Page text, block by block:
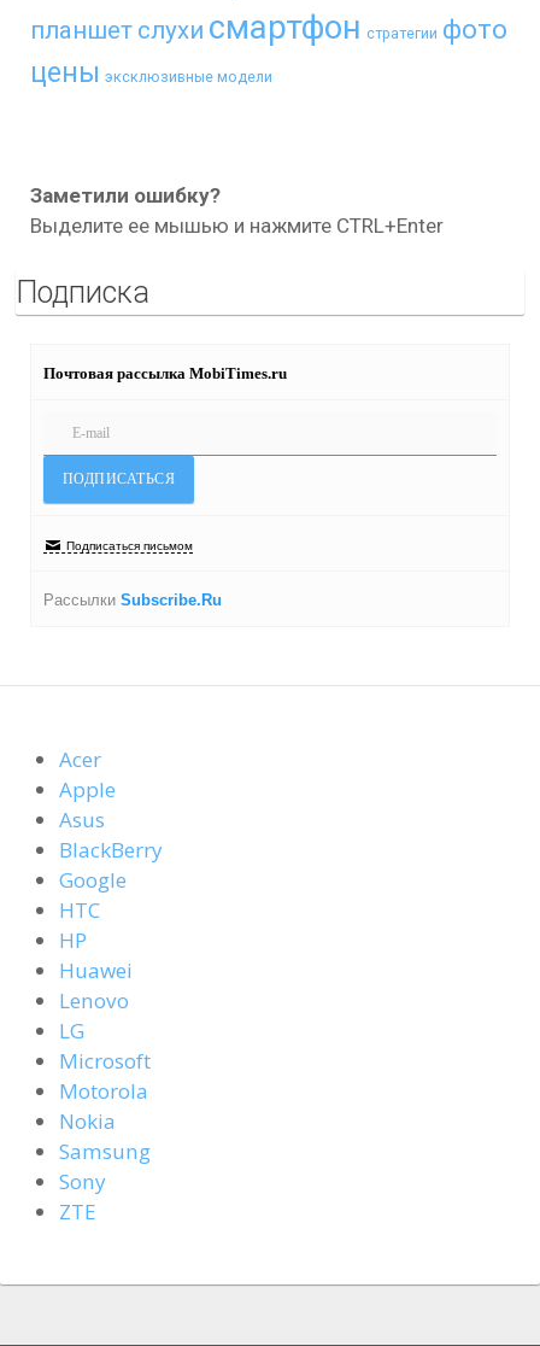
планшет слухи смартфон стратегии фото
цены эксклюзивные модели
Заметили ошибку?
Выделите ее мышью и нажмите CTRL+Enter
Подписка
Почтовая рассылка MobiTimes.ru
Подписаться письмом
Рассылки Subscribe.Ru
Acer
Apple
Asus
BlackBerry
Google
HTC
HP
Huawei
Lenovo
LG
Microsoft
Motorola
Nokia
Samsung
Sony
ZTE